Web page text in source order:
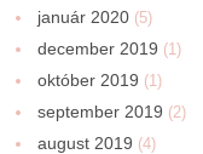
január 2020 (5)
december 2019 (1)
október 2019 (1)
september 2019 (2)
august 2019 (4)